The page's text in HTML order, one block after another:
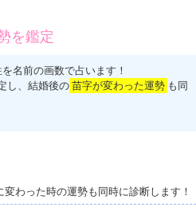
を鑑定
名前の画数で占います！
し、結婚後の 苗字が変わった運勢 も同
わった時の運勢も同時に診断します！